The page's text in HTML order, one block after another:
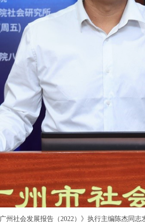
广州社会发展报告（2022）》执行主编陈杰同志